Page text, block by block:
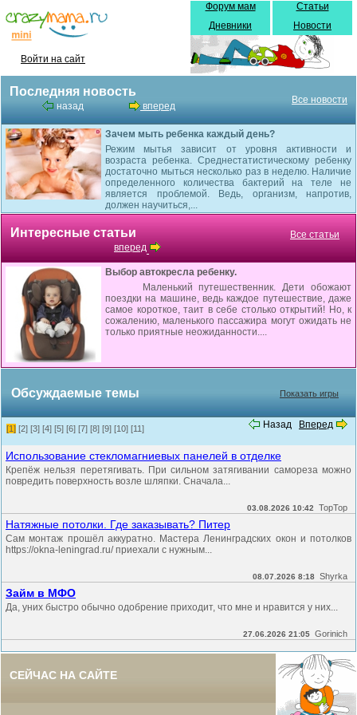
Войти на сайт
Форум мам
Дневники
Статьи
Новости
Последняя новость
назад вперед
Все новости
Зачем мыть ребенка каждый день?
Режим мытья зависит от уровня активности и
возраста ребенка. Среднестатистическому ребенку
достаточно мыться несколько раз в неделю. Наличие
определенного количества бактерий на теле не
является проблемой. Ведь, организм, напротив,
должен научиться,...
Интересные статьи
вперед
Все статьи
Выбор автокресла ребенку.
Маленький путешественник. Дети обожают
поездки на машине, ведь каждое путешествие, даже
самое короткое, таит в себе столько открытий! Но, к
сожалению, маленького пассажира могут ожидать не
только приятные неожиданности....
Обсуждаемые темы Показать игры
Назад Вперед
[1] [2] [3] [4] [5] [6] [7] [8] [9] [10] [11]
Использование стекломагниевых панелей в отделке
Крепёж нельзя перетягивать. При сильном затягивании самореза можно
повредить поверхность возле шляпки. Сначала...
03.08.2026 10:42 TopTop
Натяжные потолки. Где заказывать? Питер
Сам монтаж прошёл аккуратно. Мастера Ленинградских окон и потолков
https://okna-leningrad.ru/ приехали с нужным...
08.07.2026 8:18 Shyrka
Займ в МФО
Да, уних быстро обычно одобрение приходит, что мне и нравится у них...
27.06.2026 21:05 Gorinich
СЕЙЧАС НА САЙТЕ